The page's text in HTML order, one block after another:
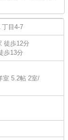
丁目4-7
徒歩12分
歩13分
室 5.2帖 2室/